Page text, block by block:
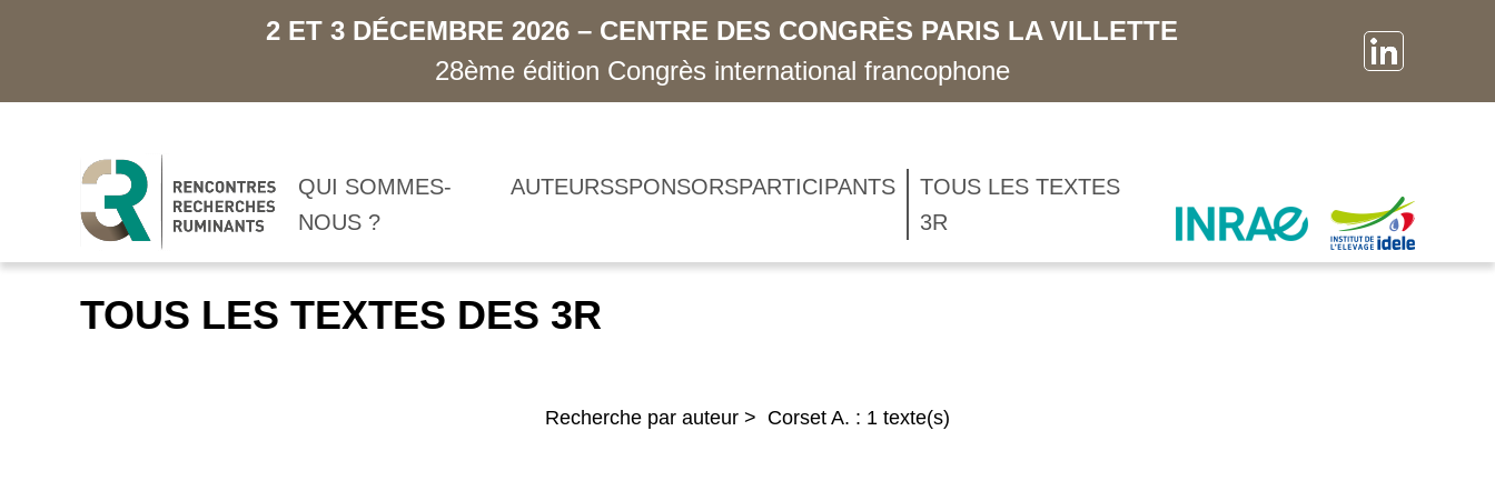
2 ET 3 DÉCEMBRE 2026 – CENTRE DES CONGRÈS PARIS LA VILLETTE
28ème édition Congrès international francophone
QUI SOMMES-
NOUS ?
AUTEURSSPONSORSPARTICIPANTS
TOUS LES TEXTES
3R
TOUS LES TEXTES DES 3R
Recherche par auteur > Corset A. : 1 texte(s)